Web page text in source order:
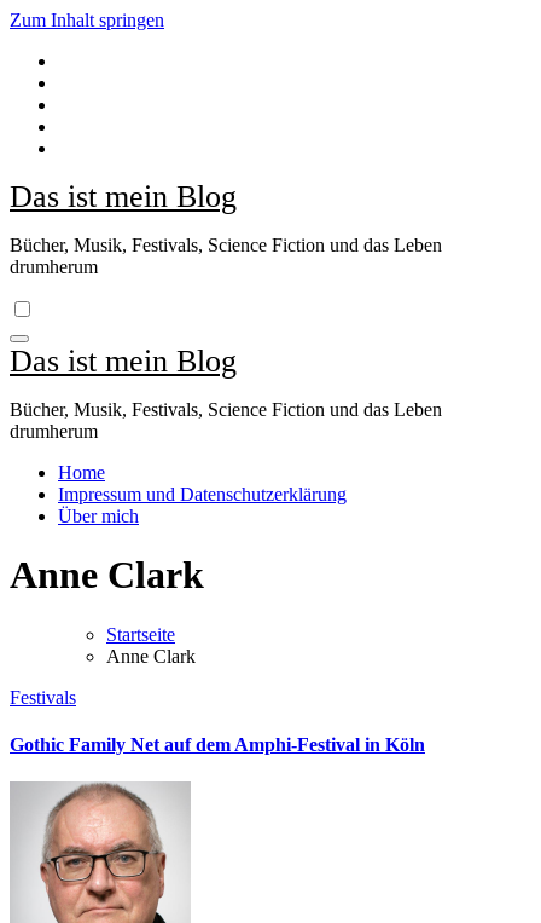
Zum Inhalt springen
Das ist mein Blog
Bücher, Musik, Festivals, Science Fiction und das Leben
drumherum
Das ist mein Blog
Bücher, Musik, Festivals, Science Fiction und das Leben
drumherum
Home
Impressum und Datenschutzerklärung
Über mich
Anne Clark
Startseite
Anne Clark
Festivals
Gothic Family Net auf dem Amphi-Festival in Köln